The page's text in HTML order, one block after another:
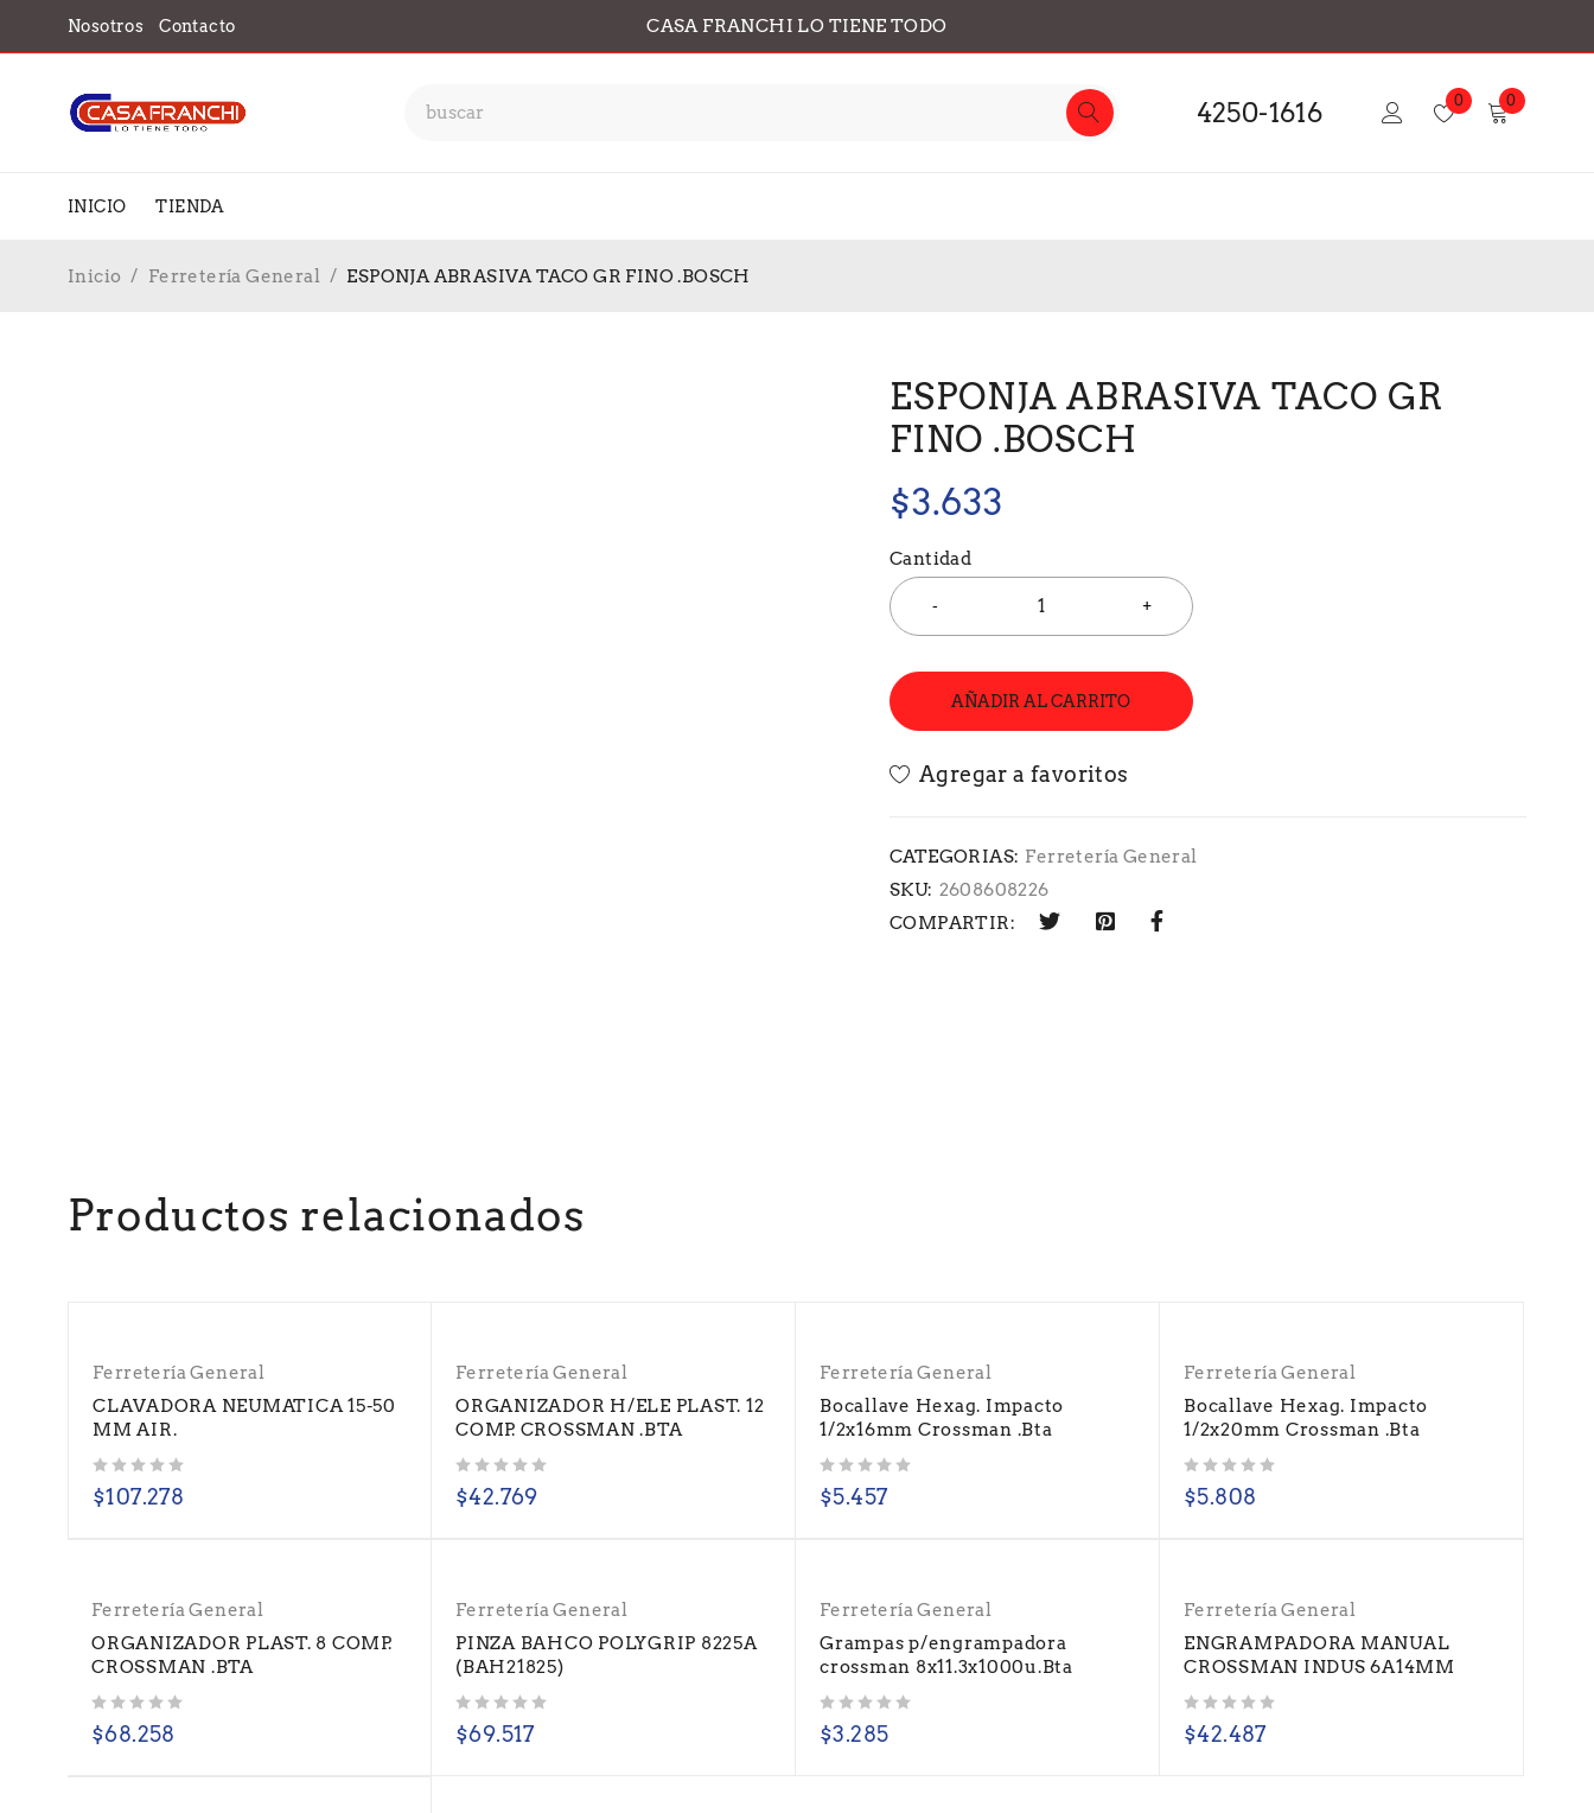
Nosotros Contacto CASA FRANCHI LO TIENE TODO
4250-1616 0 0
INICIO TIENDA
Inicio / Ferretería General / ESPONJA ABRASIVA TACO GR FINO .BOSCH
ESPONJA ABRASIVA TACO GR
FINO .BOSCH
$3.633
Cantidad
AÑADIR AL CARRITO
CATEGORIAS: Ferretería General
SKU: 2608608226
COMPARTIR:
Productos relacionados
Ferretería General
CLAVADORA NEUMATICA 15-50
MM AIR.
$107.278
Ferretería General
ORGANIZADOR H/ELE PLAST. 12
COMP. CROSSMAN .BTA
$42.769
Ferretería General
Bocallave Hexag. Impacto
1/2x16mm Crossman .Bta
$5.457
Ferretería General
Bocallave Hexag. Impacto
1/2x20mm Crossman .Bta
$5.808
Ferretería General
ORGANIZADOR PLAST. 8 COMP.
CROSSMAN .BTA
$68.258
Ferretería General
PINZA BAHCO POLYGRIP 8225A
(BAH21825)
$69.517
Ferretería General
Grampas p/engrampadora
crossman 8x11.3x1000u.Bta
$3.285
Ferretería General
ENGRAMPADORA MANUAL
CROSSMAN INDUS 6A14MM
$42.487